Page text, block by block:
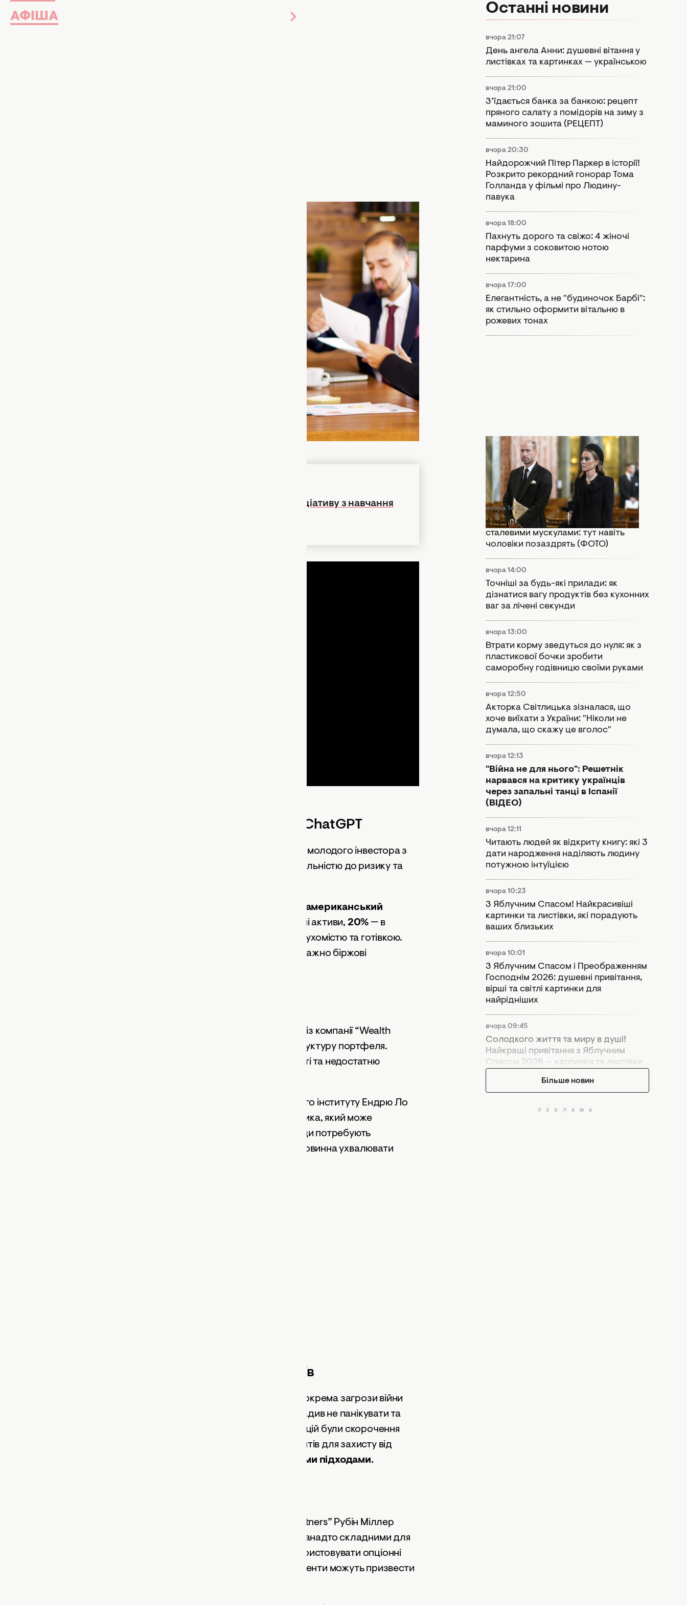
АФІША
Експерти вважають, що штучний інтелект може допомагати інвесторам. Фото:
Експеримент показав, що ChatGPT може допомогти зі створенням
базового інвестиційного плану, але покладатися на його поради без
не лише для пошуку
чи написання текстів, а й для фінансових консультацій. Багато
людей цікавляться, чи може чат-бот замінити професійного радника та
допомогти ухвалювати рішення щодо інвестицій. Щоб перевірити це на
практиці, журналісти провели експеримент із портфелем на один мільйон
Результати виявилися неоднозначними: ChatGPT продемонстрував сильні
сторони, але також припустився низки помилок. Про цеповідомляє
The Wall
Штучний інтелект у школі: МОН підтримало ініціативу з навчання
Яку інвестиційну стратегію запропонував ChatGPT
Для тестування штучному інтелекту надали профіль молодого інвестора з
довгостроковими фінансовими цілями, помірною схильністю до ризику та
вкласти половину коштів в американський
спрямувати на міжнародні активи, 20% — в
, які залишились, розподілити між нерухомістю та готівкою.
Також чат-бот рекомендував використовувати переважно біржові
Сертифікований фінансовий консультант Аллан Рот із компанії “Wealth
Logic” загалом позитивно оцінив запропоновану структуру портфеля.
Водночас він звернув увагу на математичні неточності та недостатню
Професор фінансів Массачусетського технологічного інституту Ендрю Ло
зазначив, що ChatGPT нагадує дуже здібного помічника, який може
генерувати корисні ідеї, але його рекомендації завжди потребують
перевірки. За словами експерта, остаточні рішення повинна ухвалювати
Як ШІ поводився під час кризових сценаріїв
Під час моделювання можливих кризових ситуацій, зокрема загрози війни
або масштабних торгівельних конфліктів, ChatGPT радив не панікувати та
переглянути структуру портфеля. Серед рекомендацій були скорочення
частки міжнародних активів і використання інструментів для захисту від
Проте не всі експерти погодилися з такими підходами.
Інвестиційний директор компанії “Peltoma Capital Partners” Рубін Міллер
звернув увагу на те, що деякі поради чат-бота були занадто складними для
пересічних інвесторів. Зокрема, ШІ пропонував використовувати опціонні
контракти для страхування ризиків, хоча такі інструменти можуть призвести
Останні новини
вчора 21:07
День ангела Анни: душевні вітання у
листівках та картинках — українською
вчора 21:00
З’їдається банка за банкою: рецепт
пряного салату з помідорів на зиму з
маминого зошита (РЕЦЕПТ)
вчора 20:30
Найдорожчий Пітер Паркер в історії!
Розкрито рекордний гонорар Тома
Голланда у фільмі про Людину-
павука
вчора 18:00
Пахнуть дорого та свіжо: 4 жіночі
парфуми з соковитою нотою
нектарина
вчора 17:00
Елегантність, а не "будиночок Барбі":
як стильно оформити вітальню в
рожевих тонах
вчора 15:55
Розкол у монархії: Кейт Міддлтон і
принц Вільям потрапили в гучний
скандал
вчора 14:22
41-річна Тіна Кароль вразила
сталевими мускулами: тут навіть
чоловіки позаздрять (ФОТО)
вчора 14:00
Точніші за будь-які прилади: як
дізнатися вагу продуктів без кухонних
ваг за лічені секунди
вчора 13:00
Втрати корму зведуться до нуля: як з
пластикової бочки зробити
саморобну годівницю своїми руками
вчора 12:50
Акторка Світлицька зізналася, що
хоче виїхати з України: "Ніколи не
думала, що скажу це вголос"
вчора 12:13
"Війна не для нього": Решетнік
нарвався на критику українців
через запальні танці в Іспанії
(ВІДЕО)
вчора 12:11
Читають людей як відкриту книгу: які 3
дати народження наділяють людину
потужною інтуїцією
вчора 10:23
З Яблучним Спасом! Найкрасивіші
картинки та листівки, які порадують
ваших близьких
вчора 10:01
З Яблучним Спасом і Преображенням
Господнім 2026: душевні привітання,
вірші та світлі картинки для
найрідніших
вчора 09:45
Солодкого життя та миру в душі!
Найкращі привітання з Яблучним
Спасом 2026 — картинки та листівки
Більше новин